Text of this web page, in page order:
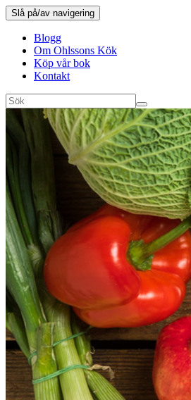
Slå på/av navigering
Blogg
Om Ohlssons Kök
Köp vår bok
Kontakt